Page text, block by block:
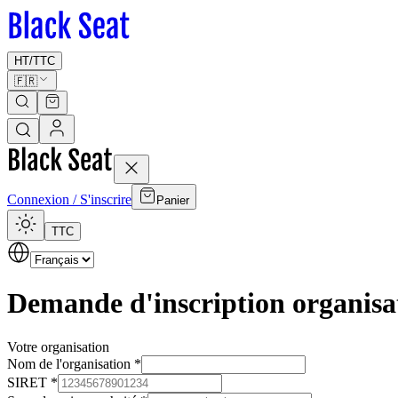
HT/TTC
🇫🇷
Connexion / S'inscrire Panier
TTC
Demande d'inscription
Votre organisation
Nom de l'organisation *
SIRET *